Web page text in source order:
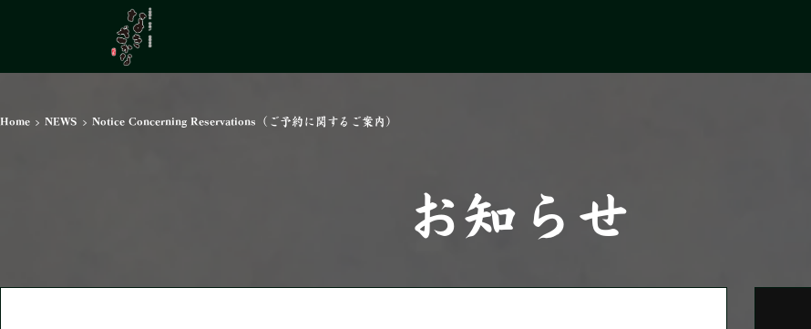
Home > NEWS > Notice Concerning Reservations（ご予約に関するご案内）
お知らせ